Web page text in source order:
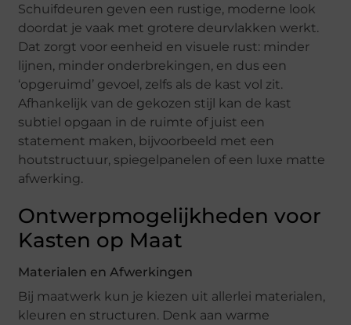
Schuifdeuren geven een rustige, moderne look
doordat je vaak met grotere deurvlakken werkt.
Dat zorgt voor eenheid en visuele rust: minder
lijnen, minder onderbrekingen, en dus een
‘opgeruimd’ gevoel, zelfs als de kast vol zit.
Afhankelijk van de gekozen stijl kan de kast
subtiel opgaan in de ruimte of juist een
statement maken, bijvoorbeeld met een
houtstructuur, spiegelpanelen of een luxe matte
afwerking.
Ontwerpmogelijkheden voor
Kasten op Maat
Materialen en Afwerkingen
Bij maatwerk kun je kiezen uit allerlei materialen,
kleuren en structuren. Denk aan warme